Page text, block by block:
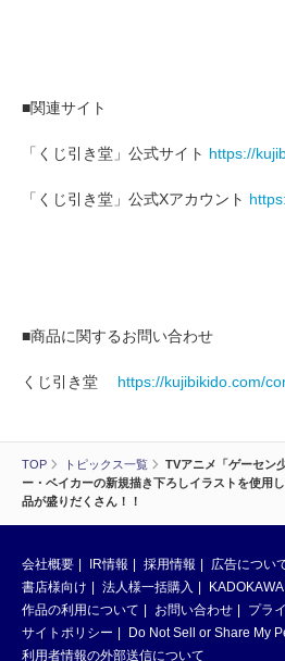
TOP トピックス一覧
TVアニメ「ゲーセン
ー・ベイカーの新規描き下ろしイラストを使用
品が盛りだくさん！！
■関連サイト
「くじ引き堂」公式サイト https://
「くじ引き堂」公式Xアカウント
■商品に関するお問い合わせ
くじ引き堂 https://kujibikido.com/
会社概要 IR情報 採用情報 広告につい
書店様向け
法人様一括購入
作品の利用について
お問い合わせ
プラ
サイトポリシー
Do Not Sell or Share My
利用者情報の外部送信について